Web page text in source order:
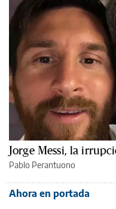
Jorge Messi, la
Pablo Perantuono
Ahora en portada